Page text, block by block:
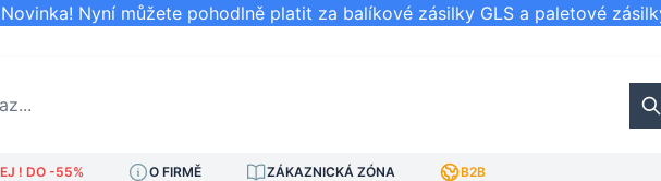
Nyní můžete pohodlně platit za balíkové zásilky GLS a paletové
! DO -55% O FIRMĚ ZÁKAZNICKÁ ZÓNA B2B